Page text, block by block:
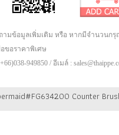
ามข้อมูลเพิ่มเติม หรือ หากมีจำนวนก
ขอราคาพิเศษ
949850 / อีเมล์ :
Counter